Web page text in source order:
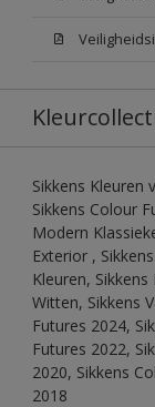
Sikkens Kleuren
Sikkens Colour
Modern
Exterior ,
Kleuren,
Witten, Sikkens
Futures 2024,
Futures 2022,
2020, Sikkens
2018